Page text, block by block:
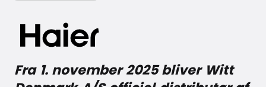
Fra 1. november 2025 bliver Witt